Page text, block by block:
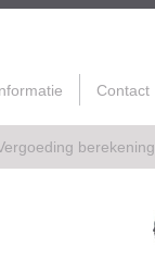
Contact
berekening